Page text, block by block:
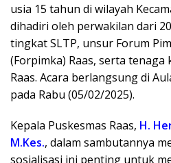
usia 15 tahun di wilayah
dihadiri oleh perwakilan dari
tingkat SLTP, unsur Forum
(Forpimka) Raas, serta tenaga
Raas. Acara berlangsung di
pada Rabu (05/02/2025).
Kepala Puskesmas Raas, H.
M.Kes., dalam sambutannya
sosialisasi ini penting untuk